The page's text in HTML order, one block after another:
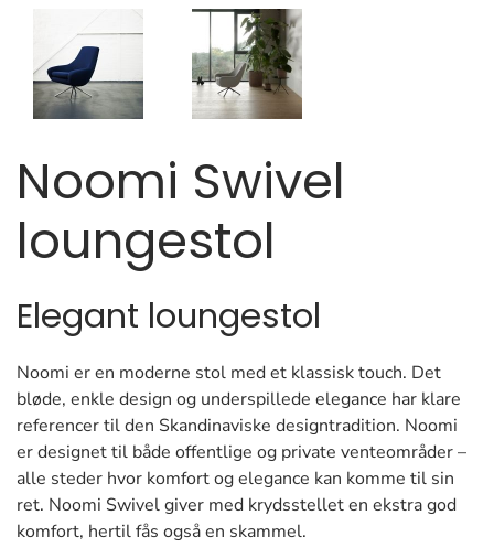
Noomi Swivel
loungestol
Elegant loungestol
Noomi er en moderne stol med et klassisk touch. Det
bløde, enkle design og underspillede elegance har klare
referencer til den Skandinaviske designtradition. Noomi
er designet til både offentlige og private venteområder –
alle steder hvor komfort og elegance kan komme til sin
ret. Noomi Swivel giver med krydsstellet en ekstra god
komfort, hertil fås også en skammel.